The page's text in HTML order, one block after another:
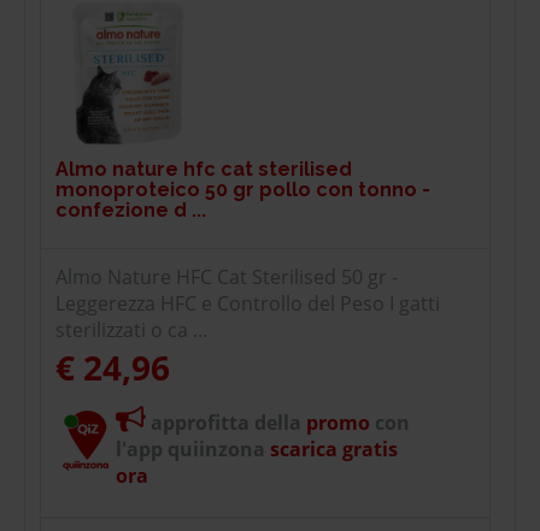
Almo nature hfc cat sterilised
monoproteico 50 gr pollo con tonno -
confezione d ...
Almo Nature HFC Cat Sterilised 50 gr -
Leggerezza HFC e Controllo del Peso I gatti
sterilizzati o ca ...
€ 24,96
approfitta della promo con
l'app quiinzona scarica gratis
ora